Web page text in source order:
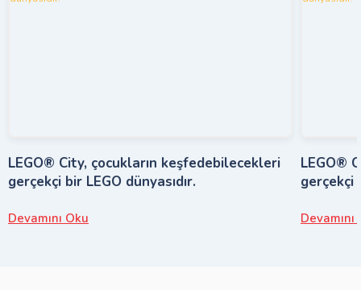
LEGO® City, çocukların keşfedebilecekleri
gerçekçi bir LEGO dünyasıdır.
Devamını Oku
LEGO®
gerçekçi
Devamını